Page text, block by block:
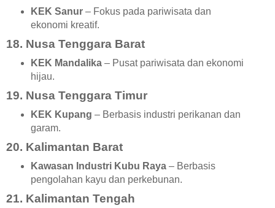
KEK Sanur– Fokus pada pariwisata dan
ekonomi kreatif.
18. Nusa Tenggara Barat
KEK Mandalika– Pusat pariwisata dan ekonomi
hijau.
19. Nusa Tenggara Timur
KEK Kupang – Berbasis industri perikanan dan
garam.
20. Kalimantan Barat
Kawasan Industri Kubu Raya– Berbasis
pengolahan kayu dan perkebunan.
21. Kalimantan Tengah